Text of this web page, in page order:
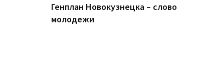
Генплан Новокузнецка – слово
молодежи